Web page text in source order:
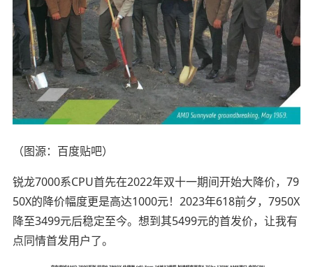
（图源：百度贴吧）
锐龙7000系CPU首先在2022年双十一期间开始大降价，79
50X的降价幅度更是高达1000元！2023年618前夕，7950X
降至3499元后稳定至今。想到其5499元的首发价，让我有
点同情首发用户了。